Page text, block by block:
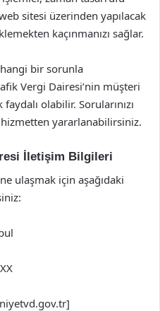
sitesi üzerinden yapılacak
kaçınmanızı sağlar.
bir sorunla
Vergi Dairesi’nin müşteri
olabilir. Sorularınızı
yararlanabilirsiniz.
İletişim Bilgileri
ulaşmak için aşağıdaki